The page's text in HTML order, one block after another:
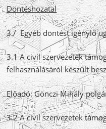
Döntéshozatal
3./ Egyéb döntést igénylő
3.1 A civil szervezetek
felhasználásáról készült
Előadó: Gönczi Mihály
3.2 A civil szervezetek